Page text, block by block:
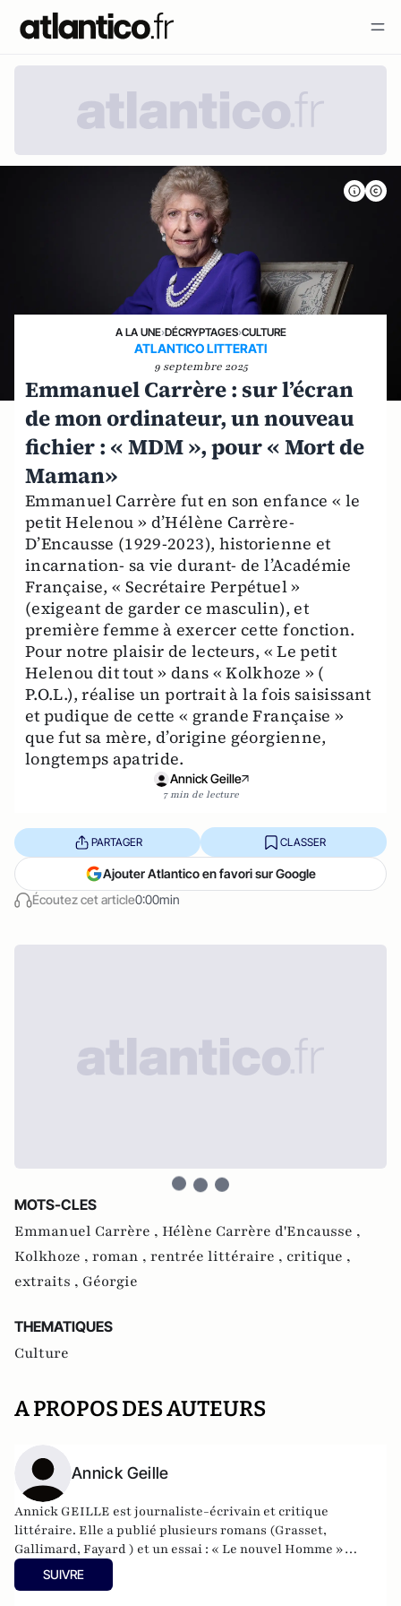
A LA UNE›DÉCRYPTAGES›CULTURE
ATLANTICO LITTERATI
9 septembre 2025
Emmanuel Carrère : sur l’écran
de mon ordinateur, un nouveau
fichier : « MDM », pour « Mort de
Maman»
Emmanuel Carrère fut en son enfance « le
petit Helenou » d’Hélène Carrère-
D’Encausse (1929-2023), historienne et
incarnation- sa vie durant- de l’Académie
Française, « Secrétaire Perpétuel »
(exigeant de garder ce masculin), et
première femme à exercer cette fonction.
Pour notre plaisir de lecteurs, « Le petit
Helenou dit tout » dans « Kolkhoze » (
P.O.L.), réalise un portrait à la fois saisissant
et pudique de cette « grande Française »
que fut sa mère, d’origine géorgienne,
longtemps apatride.
Annick Geille
7 min de lecture
Écoutez cet article0:00min
PARTAGER CLASSER
Ajouter Atlantico en favori sur Google
MOTS-CLES
Emmanuel Carrère , Hélène Carrère d'Encausse ,
Kolkhoze , roman , rentrée littéraire , critique ,
extraits , Géorgie
THEMATIQUES
Culture
A PROPOS DES AUTEURS
Annick Geille
Annick GEILLE est journaliste-écrivain et critique
littéraire. Elle a publié plusieurs romans (Grasset,
Gallimard, Fayard ) et un essai : « Le nouvel Homme »
(Lattès) Elle a obtenu entre autres le prix du Premier
Roman, le prix Alfred Née de l’académie française (voir
SUIVRE